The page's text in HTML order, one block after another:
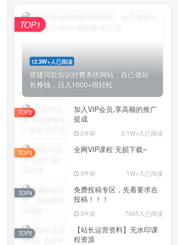
12.3W+人已阅读
搭建同款知识付费系统网站，自己做站
长挣钱，日入1000+很轻松
TOP1
加入VIP会员,享高额的推广
提成
2年前 2.1W+人已阅读
TOP2
全网VIP课程 无损下载~
3年前 1W+人已阅读
TOP3
免费投稿专区，先看要求在
投稿！！！
3年前 7065人已阅读
TOP4
【站长运营资料】无水印课
程资源
TOP5